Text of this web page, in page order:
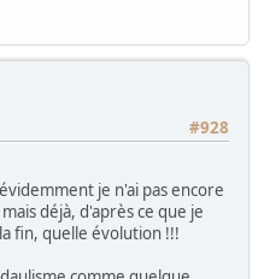
#928
je n'ai pas encore
déjà, d'après ce que je
fin, quelle évolution !!!